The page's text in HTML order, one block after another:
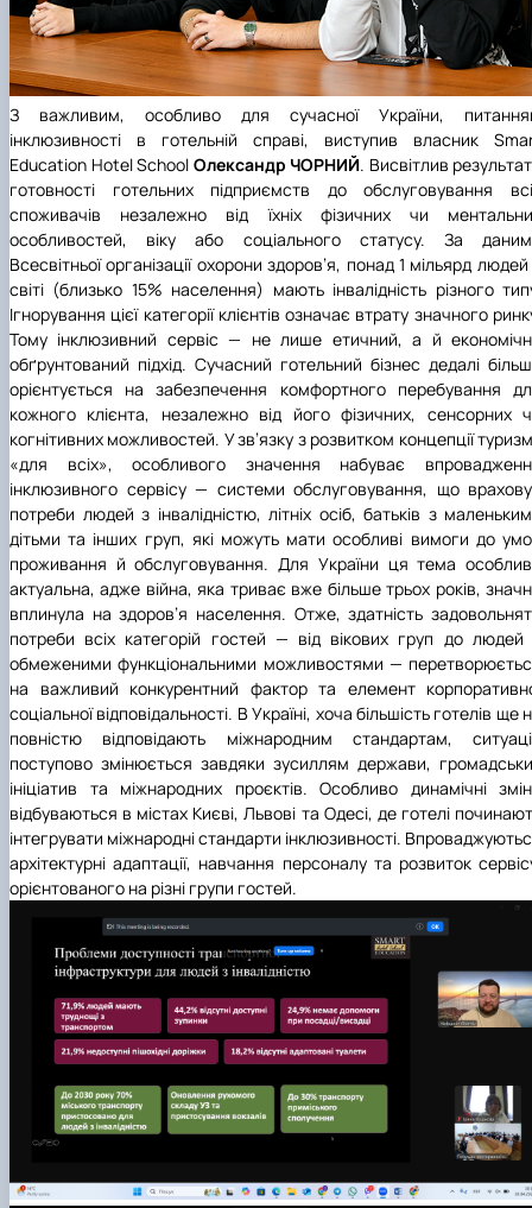
З важливим, особливо для сучасної України,
інклюзивності в готельній справі, виступив власник
Education Hotel School Олександр ЧОРНИЙ. Висвітлив
готовності готельних підприємств до обслуговування
споживачів незалежно від їхніх фізичних чи
особливостей, віку або соціального статусу. За
Всесвітньої організації охорони здоров’я, понад 1 мільярд людей
світі (близько 15% населення) мають інвалідність різного
Ігнорування цієї категорії клієнтів означає втрату значного
Тому інклюзивний сервіс — не лише етичний, а й
обґрунтований підхід. Сучасний готельний бізнес дедалі
орієнтується на забезпечення комфортного перебування
кожного клієнта, незалежно від його фізичних, сенсорних
когнітивних можливостей. У зв’язку з розвитком концепції
«для всіх», особливого значення набуває
інклюзивного сервісу — системи обслуговування, що
потреби людей з інвалідністю, літніх осіб, батьків з
дітьми та інших груп, які можуть мати особливі вимоги до
проживання й обслуговування. Для України ця тема
актуальна, адже війна, яка триває вже більше трьох років,
вплинула на здоров’я населення. Отже, здатність
потреби всіх категорій гостей — від вікових груп до людей
обмеженими функціональними можливостями —
на важливий конкурентний фактор та елемент
соціальної відповідальності. В Україні, хоча більшість готелів ще
повністю відповідають міжнародним стандартам,
поступово змінюється завдяки зусиллям держави,
ініціатив та міжнародних проєктів. Особливо динамічні
відбуваються в містах Києві, Львові та Одесі, де готелі
інтегрувати міжнародні стандарти інклюзивності.
архітектурні адаптації, навчання персоналу та розвиток
орієнтованого на різні групи гостей.